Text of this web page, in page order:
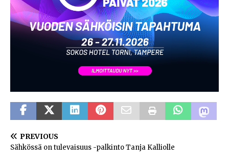
PREVIOUS
Sähkössä on tulevaisuus -palkinto Tanja Kalliolle